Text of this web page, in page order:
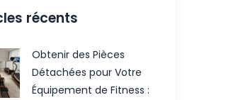
récents
Obtenir des Pièces
Détachées pour Votre
Équipement de Fitness :